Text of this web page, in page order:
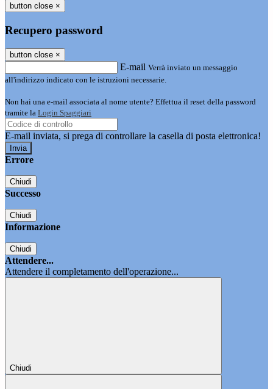
button close ×
Recupero password
button close ×
E-mail Verrà inviato un messaggio
all'indirizzo indicato con le istruzioni necessarie.
Non hai una e-mail associata al nome utente? Effettua il reset della password
tramite la Login Spaggiari
E-mail inviata, si prega di controllare la casella di posta elettronica!
Errore
Chiudi
Successo
Chiudi
Informazione
Chiudi
Attendere...
Attendere il completamento dell'operazione...
Chiudi